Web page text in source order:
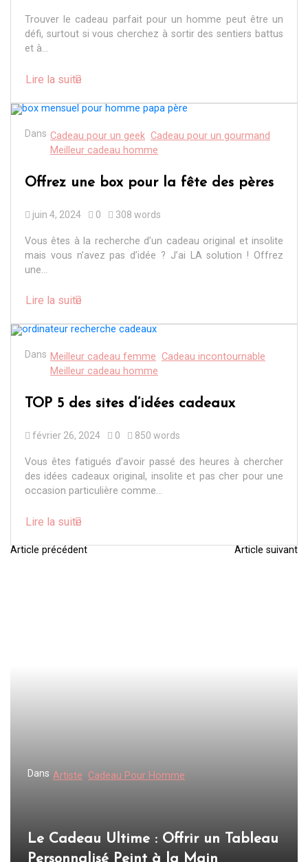
Trouver le cadeau parfait pour un homme peut être un
défi, surtout si vous cherchez à sortir des sentiers battus
et à...
Lire la suite
Dans Cadeau pour un geek Cadeau pour un gourmand
Meilleur cadeau homme
Offrez une box pour la fête des pères
juin 4, 2024 0 308 words
Vous êtes à la recherche d’un cadeau original et insolite
mais vous n’avez pas d’idée ? J’ai LA solution ! Offrez
une...
Lire la suite
Dans Meilleur cadeau femme Cadeau incontournable
Meilleur cadeau homme
TOP 5 des sites d’idées cadeaux
février 26, 2024 0 850 words
Vous êtes fatigués d’avoir passé des heures à chercher
des idées cadeaux original, insolite et pas cher pour une
occasion particulière comme...
Lire la suite
N
Article précédent Article suivant
Dans Artiste Cadeau Pour Homme
Le Cadeau Ultime : Offrir un Tableau
Personnalisé Peint à la Main